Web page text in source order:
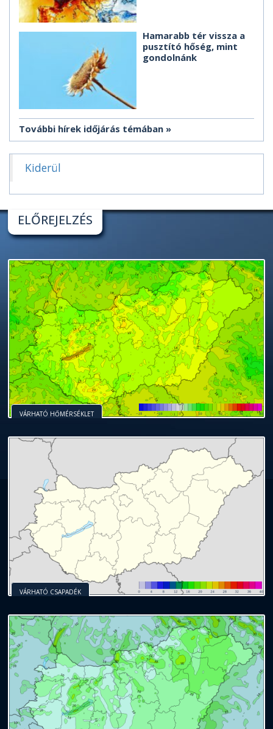
Hamarabb tér vissza a
pusztító hőség, mint
gondolnánk
További hírek időjárás témában
Kiderül
ELŐREJELZÉS
VÁRHATÓ HŐMÉRSÉKLET
VÁRHATÓ CSAPADÉK